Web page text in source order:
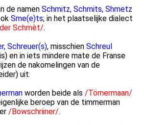
de namen Schmitz, Schmits, Shmetz
Sme(e)ts; in het plaatselijke dialect
Schmèt/.
Schreuer(s), misschien Schreul
en in iets mindere mate de Franse
de nakomelingen van de
uit.
worden beide als /Tömermaan/
beroep van de timmerman
/Bowschriiner/.